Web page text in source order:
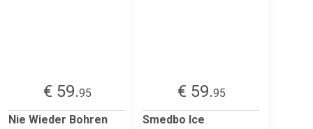
€ 59.95
Nie Wieder Bohren
€ 59.95
Smedbo Ice